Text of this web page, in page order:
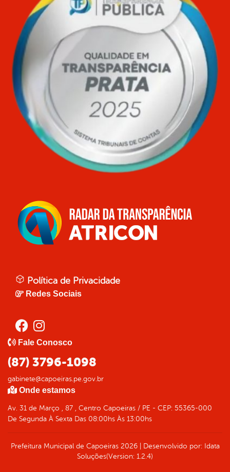
Política de Privacidade
Redes Sociais
Fale Conosco
(87) 3796-1098
gabinete@capoeiras.pe.gov.br
Onde estamos
Av. 31 de Março , 87 , Centro Capoeiras / PE - CEP: 55365-000
De Segunda À Sexta Das 08:00hs Às 13:00hs
Prefeitura Municipal de Capoeiras2026| Desenvolvido por: Idata
Soluções(Version: 1.2.4)